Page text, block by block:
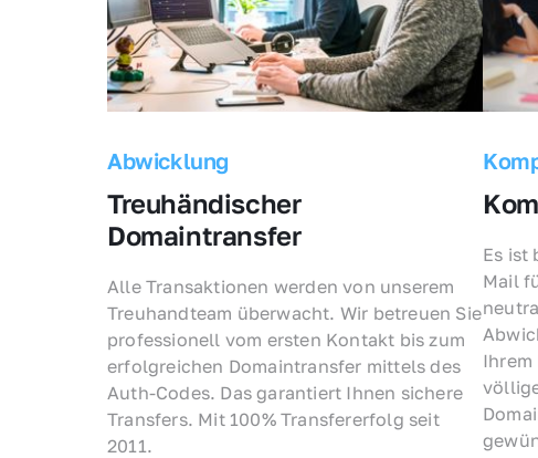
Abwicklung
Treuhändischer
Domaintransfer
Alle Transaktionen werden von unserem
Treuhandteam überwacht. Wir betreuen Sie
professionell vom ersten Kontakt bis zum
erfolgreichen Domaintransfer mittels des
Auth-Codes. Das garantiert Ihnen sichere
Transfers. Mit 100% Transfererfolg seit
2011.
Es ist
Mail
Ihrem